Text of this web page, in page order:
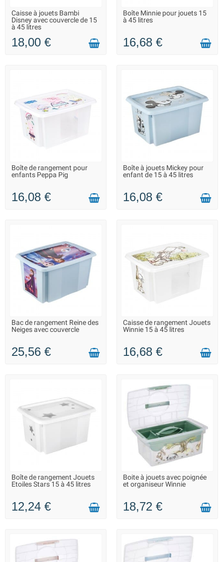
LIVRAISON 2 À 3 JOURS
Caisse à jouets Bambi
Disney avec couvercle de 15
à 45 litres
18,00 €
LIVRAISON 2 À 3 JOURS
Boîte Minnie pour jouets 15
à 45 litres
16,68 €
LIVRAISON 2 À 3 JOURS
Boîte de rangement pour
enfants Peppa Pig
16,08 €
LIVRAISON 2 À 3 JOURS
Boîte à jouets Mickey pour
enfant de 15 à 45 litres
16,08 €
LIVRAISON 2 À 3 JOURS
Bac de rangement Reine des
Neiges avec couvercle
25,56 €
LIVRAISON 2 À 3 JOURS
Caisse de rangement Jouets
Winnie 15 à 45 litres
16,68 €
LIVRAISON 2 À 3 JOURS
Boîte de rangement Jouets
Etoiles Stars 15 à 45 litres
12,24 €
EN STOCK DANS 20 JOURS -
VOUS POUVEZ COMMANDER
Boite à jouets avec poignée
et organiseur Winnie
18,72 €